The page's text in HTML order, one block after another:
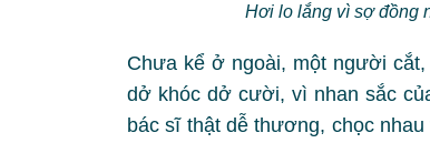
Hơi lo lắng vì sợ đồng
Chưa kể ở ngoài, một người
dở khóc dở cười, vì nhan sắc
bác sĩ thật dễ thương, chọc